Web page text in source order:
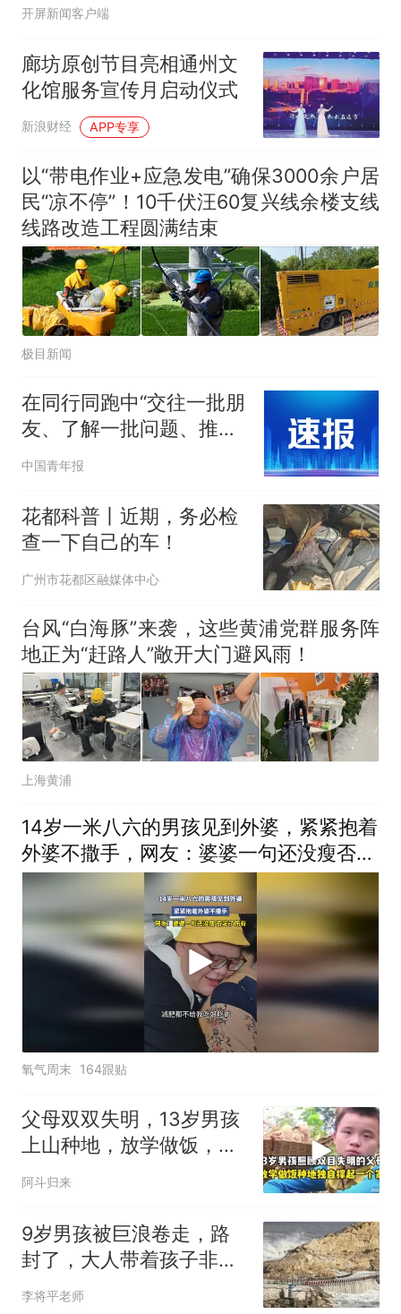
开屏新闻客户端
廊坊原创节目亮相通州文
化馆服务宣传月启动仪式
新浪财经 APP专享
以“带电作业+应急发电”确保3000余户居
民“凉不停”！10千伏汪60复兴线余楼支线
线路改造工程圆满结束
极目新闻
在同行同跑中“交往一批朋
友、了解一批问题、推出
一批举措” 湖北宜昌团干
部夏日跑单记
中国青年报
花都科普丨近期，务必检
查一下自己的车！
广州市花都区融媒体中心
台风“白海豚”来袭，这些黄浦党群服务阵
地正为“赶路人”敞开大门避风雨！
上海黄浦
14岁一米八六的男孩见到外婆，紧紧抱着
外婆不撒手，网友：婆婆一句还没瘦否定
了所有
氧气周末 164跟贴
父母双双失明，13岁男孩
上山种地，放学做饭，独
自撑起一个家！
阿斗归来
9岁男孩被巨浪卷走，路
封了，大人带着孩子非要
翻进去，谁该负责
李将平老师